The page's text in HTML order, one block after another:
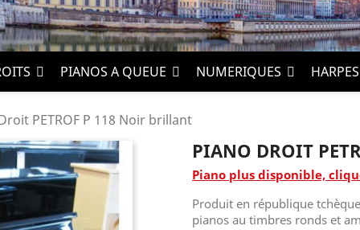
PIANOS A QUEUE NUMERIQUES HARPES
PETROF P 118 Noir brillant
PIANO DROIT
Piano plus disponible,
Produit en république
pianos au timbres ronds et